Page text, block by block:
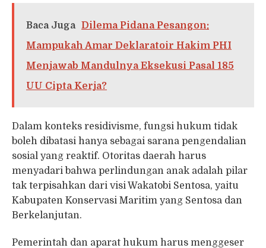
Baca Juga Dilema Pidana Pesangon:
Mampukah Amar Deklaratoir Hakim PHI
Menjawab Mandulnya Eksekusi Pasal 185
UU Cipta Kerja?
Dalam konteks residivisme, fungsi hukum tidak
boleh dibatasi hanya sebagai sarana pengendalian
sosial yang reaktif. Otoritas daerah harus
menyadari bahwa perlindungan anak adalah pilar
tak terpisahkan dari visi Wakatobi Sentosa, yaitu
Kabupaten Konservasi Maritim yang Sentosa dan
Berkelanjutan.
Pemerintah dan aparat hukum harus menggeser